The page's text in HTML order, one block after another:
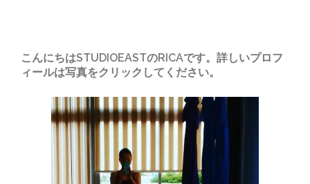
こんにちはSTUDIOEASTのRICAです。詳しいプロフ
ィールは写真をクリックしてください。